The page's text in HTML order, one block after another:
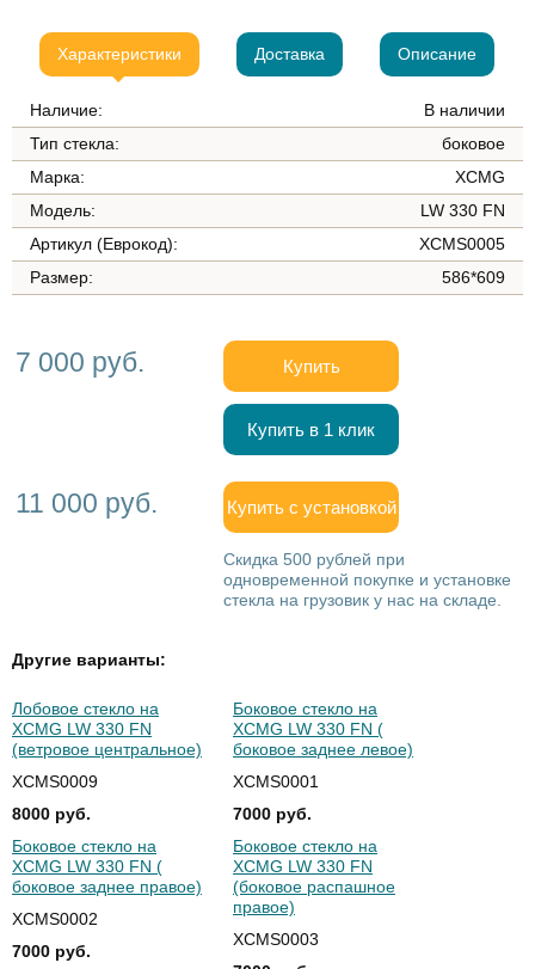
Характеристики Доставка Описание
Наличие:
В наличии
Тип стекла:
боковое
Марка:
XCMG
Модель:
LW 330 FN
Артикул (Еврокод):
XCMS0005
Размер:
586*609
7 000 руб. Купить
Купить в 1 клик
11 000 руб. Купить с установкой
Скидка 500 рублей при
одновременной покупке и установке
стекла на грузовик у нас на складе.
Другие варианты:
Лобовое стекло на
XCMG LW 330 FN
(ветровое центральное)
XCMS0009
8000 руб.
Боковое стекло на
XCMG LW 330 FN (
боковое заднее левое)
XCMS0001
7000 руб.
Боковое стекло на
XCMG LW 330 FN (
боковое заднее правое)
XCMS0002
7000 руб.
Боковое стекло на
XCMG LW 330 FN
(боковое распашное
правое)
XCMS0003